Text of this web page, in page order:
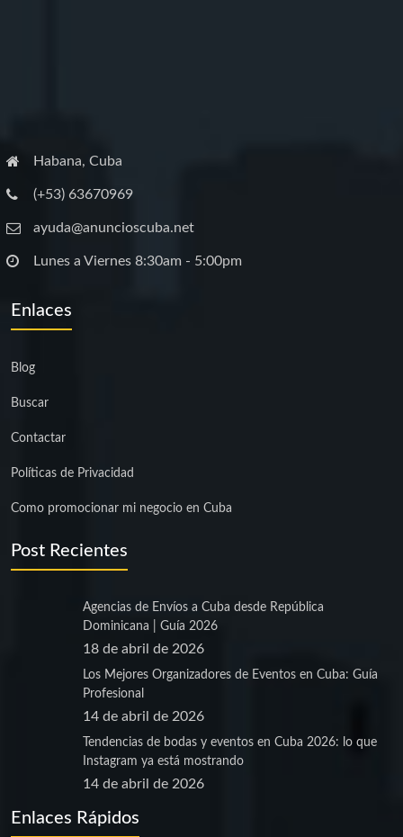
Habana, Cuba
(+53) 63670969
ayuda@anuncioscuba.net
Lunes a Viernes 8:30am - 5:00pm
Enlaces
Blog
Buscar
Contactar
Políticas de Privacidad
Como promocionar mi negocio en Cuba
Post Recientes
Agencias de Envíos a Cuba desde República
Dominicana | Guía 2026
18 de abril de 2026
Los Mejores Organizadores de Eventos en Cuba: Guía
Profesional
14 de abril de 2026
Tendencias de bodas y eventos en Cuba 2026: lo que
Instagram ya está mostrando
14 de abril de 2026
Enlaces Rápidos